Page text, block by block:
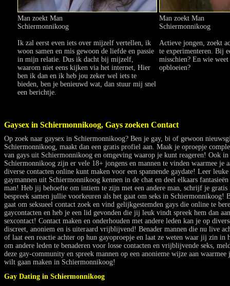
Man zoekt Man
Schiermonnikoog
Ik zal eerst even iets over mijzelf vertellen, ik
woon samen en mis gewoon de liefde en passie
in mijn relatie. Dus ik dacht bij mijzelf,
waarom niet eens kijken via het internet, Hier
ben ik dan en ik heb jou zeker wel iets te
bieden, ben je benieuwd wat, dan stuur mij snel
een berichtje.
Man zoekt Man
Schiermonnikoog
Actieve jongen, zoekt
te experimenteren. Bij
misschien? En wie
opbloeien?
Gaysex in Schiermonnikoog, Gays zoeken Contact
Op zoek naar gaysex in Schiermonnikoog? Ben je gay, bi of gewoon
Schiermonnikoog, maakt dan een gratis profiel aan. Maak je oproepje
van gays uit Schiermonnikoog en omgeving waarop je kunt reageren! Ook
Schiermonnikoog zijn er vele 18+ jongens en mannen te vinden waarmee je
diverse contacten online kunt maken voor een spannende gaydate! Leer
gaymannen uit Schiermonnikoog kennen in de chat en deel elkaars
man! Heb jij behoefte om intiem te zijn met een andere man, schrijf je gratis
bespreek samen jullie voorkeuren als het gaat om seks in Schiermonnikoog!
gaat om seksueel contact zoek en vind gelijkgestemden gays die online te
gaycontacten en heb je een lid gevonden die jij leuk vindt spreek hem dan
sexcontact! Contact maken en onderhouden met andere leden kan je op
discreet, anoniem en is uiteraard vrijblijvend! Benader mannen die nu live
of laat een reactie achter op hun gayoproepje en laat ze weten waar jij zin in
om andere leden te benaderen voor losse contacten en vrijblijvende seks,
deze gay-community en spreek mannen op een anonieme wijze aan waarmee
wilt gaan maken in Schiermonnikoog!
Gay Dating in Schiermonnikoog